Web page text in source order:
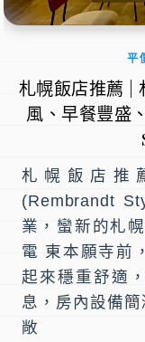
平
札幌飯店推薦 |
風、早餐豐盛
札幌飯店推薦 札幌倫勃朗風格酒店,
(Rembrandt
業，蠻新的札
電 東本願寺前
起來穩重舒適
息，房內設備
敞